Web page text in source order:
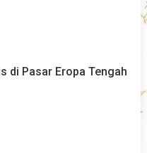
di Pasar Eropa Tengah